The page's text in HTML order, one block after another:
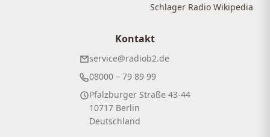
Schlager Radio Wikipedia
Kontakt
service@radiob2.de
08000 – 79 89 99
Pfalzburger Straße 43-44
10717 Berlin
Deutschland